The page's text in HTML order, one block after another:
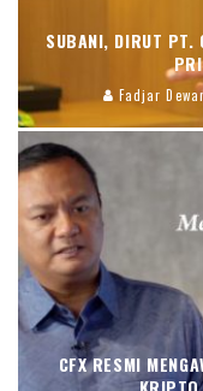
SUBANI, DIRUT PT.
Fadjar
CFX RESMI